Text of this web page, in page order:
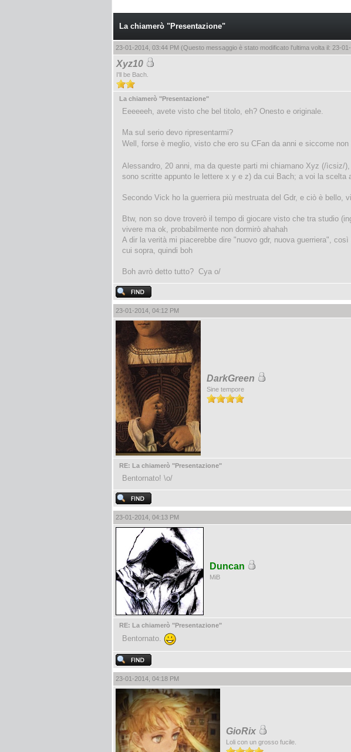
La chiamerò "Presentazione"
23-01-2014, 03:44 PM (Questo messaggio è stato modificato l'ultima volta il: 23-
Xyz10
I'll be Bach.
La chiamerò "Presentazione"
Eeeeeeh, avete visto che bel titolo, eh? Onesto e originale.
Ma sul serio devo ripresentarmi?
Well, forse è meglio, visto che ero su CFan da anni e siccome
Alessandro, 20 anni, ma da queste parti mi chiamano Xyz (/ìcsiz/
sono scritte appunto le lettere x y e z) da cui Bach; a voi la scelta
Secondo Vick ho la guerriera più mestruata del Gdr, e ciò è
Btw, non so dove troverò il tempo di giocare visto che tra studio
vivere ma ok, probabilmente non dormirò ahahah
A dir la verità mi piacerebbe dire "nuovo gdr, nuova guerriera",
cui sopra, quindi boh
Boh avrò detto tutto? Cya o/
23-01-2014, 04:12 PM
DarkGreen
Sine tempore
RE: La chiamerò "Presentazione"
Bentornato! \o/
23-01-2014, 04:13 PM
Duncan
MiB
RE: La chiamerò "Presentazione"
Bentornato.
23-01-2014, 04:18 PM
GioRix
Loli con un grosso fucile.